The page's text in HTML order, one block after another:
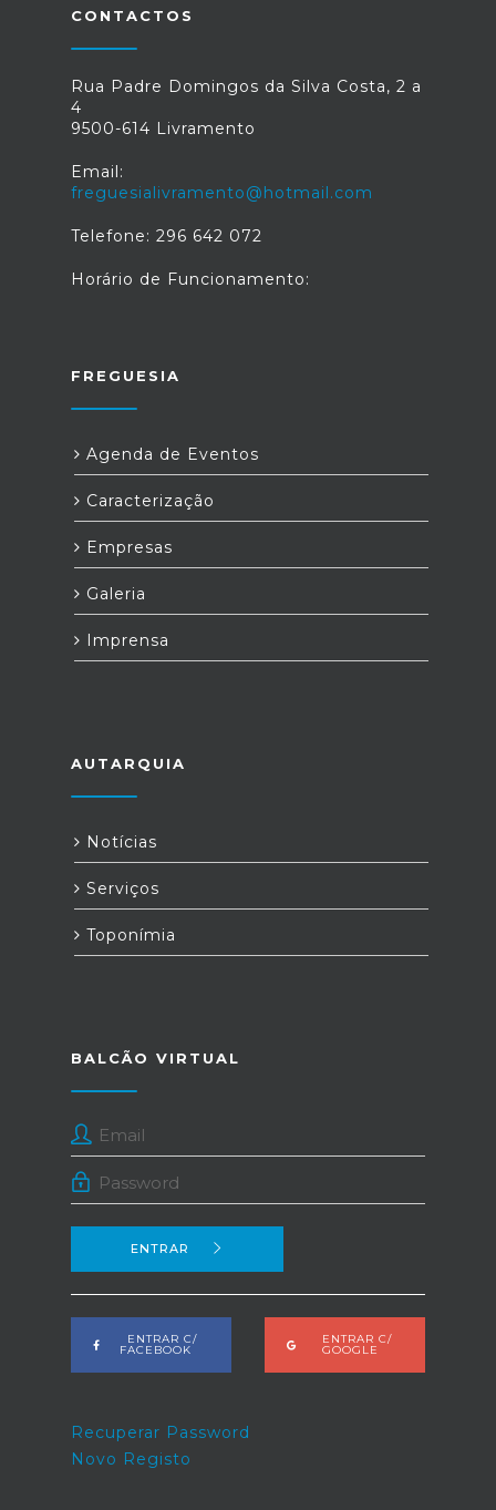
CONTACTOS
Rua Padre Domingos da Silva Costa, 2 a
4
9500-614 Livramento
Email:
freguesialivramento@hotmail.com
Telefone: 296 642 072
Horário de Funcionamento:
FREGUESIA
Agenda de Eventos
Caracterização
Empresas
Galeria
Imprensa
AUTARQUIA
Notícias
Serviços
Toponímia
BALCÃO VIRTUAL
ENTRAR
ENTRAR C/
FACEBOOK
ENTRAR C/
GOOGLE
Recuperar Password
Novo Registo